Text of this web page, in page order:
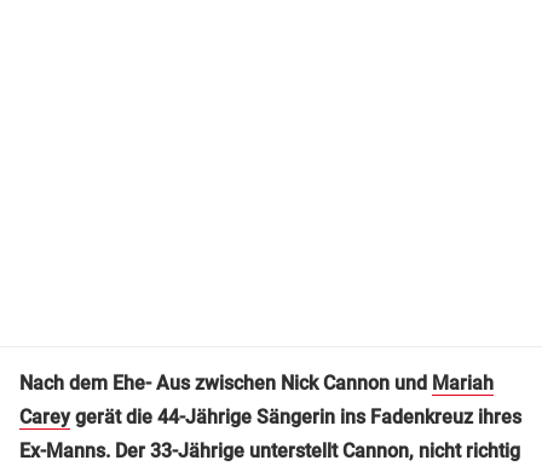
Nach dem Ehe- Aus zwischen Nick Cannon und Mariah
Careygerät die 44-Jährige Sängerin ins Fadenkreuz ihres
Ex-Manns. Der 33-Jährige unterstellt Cannon, nicht richtig